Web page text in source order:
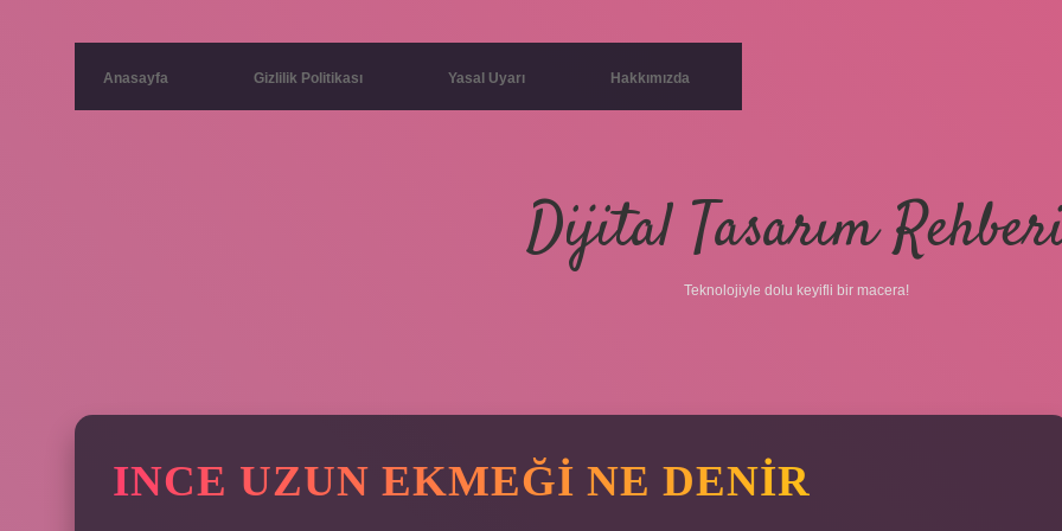
Anasayfa Gizlilik Politikası Yasal Uyarı Hakkımızda
Dijital Tasarım
Teknolojiyle dolu keyifli bir macera!
INCE UZUN EKMEĞI NE DENIR